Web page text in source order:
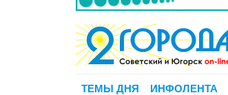
ТЕМЫ ДНЯ ИНФОЛЕНТА